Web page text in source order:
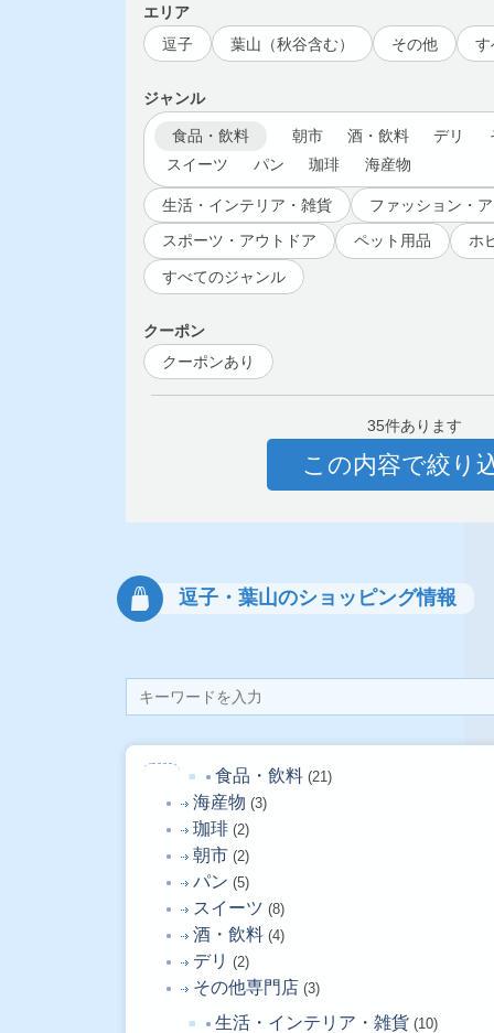
エリア
逗子
葉山（秋谷含む） その他 す
ジャンル
食品・飲料 朝市 酒・飲料 デリ
スイーツ
パン 珈琲 海産物
生活・インテリア・雑貨 ファッション・
スポーツ・アウトドア ペット用品 ホ
すべてのジャンル
クーポン
クーポンあり
35件あります
この内容で絞り
逗子・葉山のショッピング情報
食品・飲料 (21)
海産物 (3)
珈琲 (2)
朝市 (2)
パン (5)
スイーツ (8)
酒・飲料 (4)
デリ (2)
その他専門店 (3)
生活・インテリア・雑貨 (10)